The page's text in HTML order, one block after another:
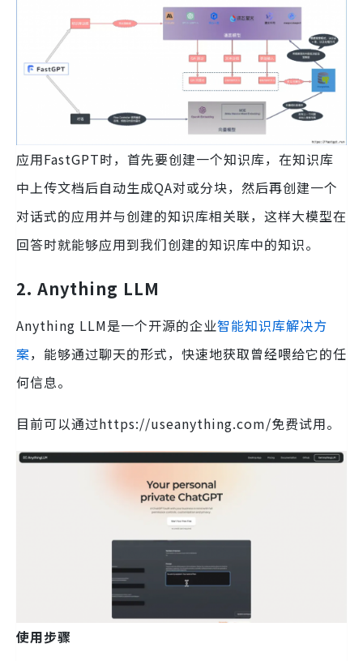
应用FastGPT时，首先要创建一个知识库，在知识库
中上传文档后自动生成QA对或分块，然后再创建一个
对话式的应用并与创建的知识库相关联，这样大模型在
回答时就能够应用到我们创建的知识库中的知识。
2. Anything LLM
Anything LLM是一个开源的企业智能知识库解决方
案，能够通过聊天的形式，快速地获取曾经喂给它的任
何信息。
目前可以通过https://useanything.com/免费试用。
使用步骤